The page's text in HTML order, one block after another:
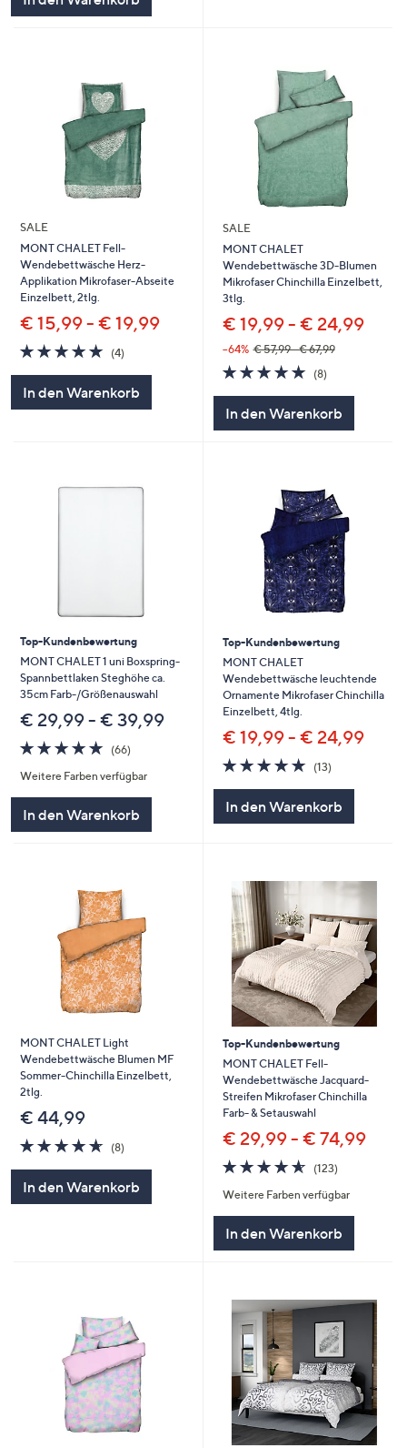
SALE
MONT CHALET Fell-
Wendebettwäsche Herz-
Applikation Mikrofaser-Abseite
Einzelbett, 2tlg.
€ 15,99 - € 19,99
4.8
von
(4)
In den Warenkorb
SALE
MONT CHALET
Wendebettwäsche 3D-Blumen
Mikrofaser Chinchilla Einzelbett,
3tlg.
€ 19,99 - € 24,99
--64% € 57,99 - € 67,99
4.8
von
5
(8)
In den Warenkorb
Top-Kundenbewertung
MONT CHALET 1 uni Boxspring-
Spannbettlaken Steghöhe ca.
35cm Farb-/Größenauswahl
€ 29,99 - € 39,99
4.7
von
5
(66)
Weitere Farben verfügbar
In den Warenkorb
Top-Kundenbewertung
MONT CHALET
Wendebettwäsche leuchtende
Ornamente Mikrofaser Chinchilla
Einzelbett, 4tlg.
€ 19,99 - € 24,99
4.7
von
5
(13)
In den Warenkorb
MONT CHALET Light
Wendebettwäsche Blumen MF
Sommer-Chinchilla Einzelbett,
2tlg.
€ 44,99
4.6
von
(8)
In den Warenkorb
Top-Kundenbewertung
MONT CHALET Fell-
Wendebettwäsche Jacquard-
Streifen Mikrofaser Chinchilla
Farb- & Setauswahl
€ 29,99 - € 74,99
4.6
von
5
(123)
Weitere Farben verfügbar
In den Warenkorb